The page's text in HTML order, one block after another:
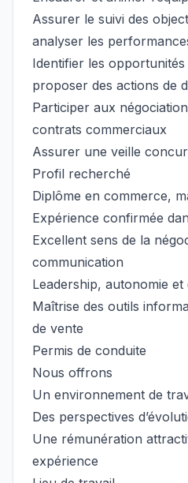
Assurer le suivi des
analyser les
Identifier les
proposer des actions de
Participer aux
contrats commerciaux
Assurer une veille
Profil recherché
Diplôme en commerce,
Expérience confirmée
Excellent sens de la
communication
Leadership, autonomie et
Maîtrise des outils
de vente
Permis de conduite
Nous offrons
Un environnement de
Des perspectives
Une rémunération
expérience